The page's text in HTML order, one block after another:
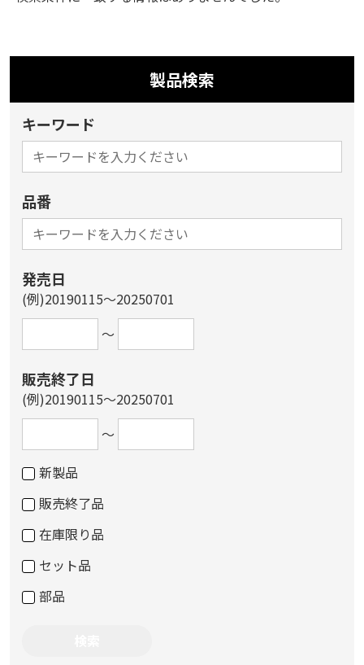
製品検索
キーワード
品番
発売日
(例)20190115～20250701
～
販売終了日
(例)20190115～20250701
～
新製品
販売終了品
在庫限り品
セット品
部品